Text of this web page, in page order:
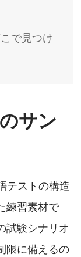
で見つけ
サン
テストの構造
練習素材で
試験シナリオ
限に備えるの